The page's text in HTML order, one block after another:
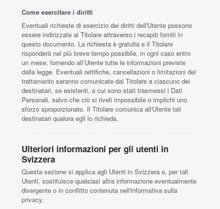
Come esercitare i diritti
Eventuali richieste di esercizio dei diritti dell'Utente possono
essere indirizzate al Titolare attraverso i recapiti forniti in
questo documento. La richiesta è gratuita e il Titolare
risponderà nel più breve tempo possibile, in ogni caso entro
un mese, fornendo all’Utente tutte le informazioni previste
dalla legge. Eventuali rettifiche, cancellazioni o limitazioni del
trattamento saranno comunicate dal Titolare a ciascuno dei
destinatari, se esistenti, a cui sono stati trasmessi i Dati
Personali, salvo che ciò si riveli impossibile o implichi uno
sforzo sproporzionato. Il Titolare comunica all'Utente tali
destinatari qualora egli lo richieda.
Ulteriori informazioni per gli utenti in
Svizzera
Questa sezione si applica agli Utenti in Svizzera e, per tali
Utenti, sostituisce qualsiasi altra informazione eventualmente
divergente o in conflitto contenuta nell'informativa sulla
privacy.